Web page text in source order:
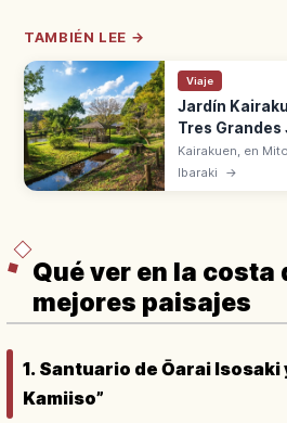
TAMBIÉN LEE →
Viaje
Jardín
Tres Grandes
Kairakuen, en
Tres Grandes
Ibaraki →
Qué ver en la costa
mejores paisajes
1. Santuario de Ōarai Isosaki
Kamiiso”